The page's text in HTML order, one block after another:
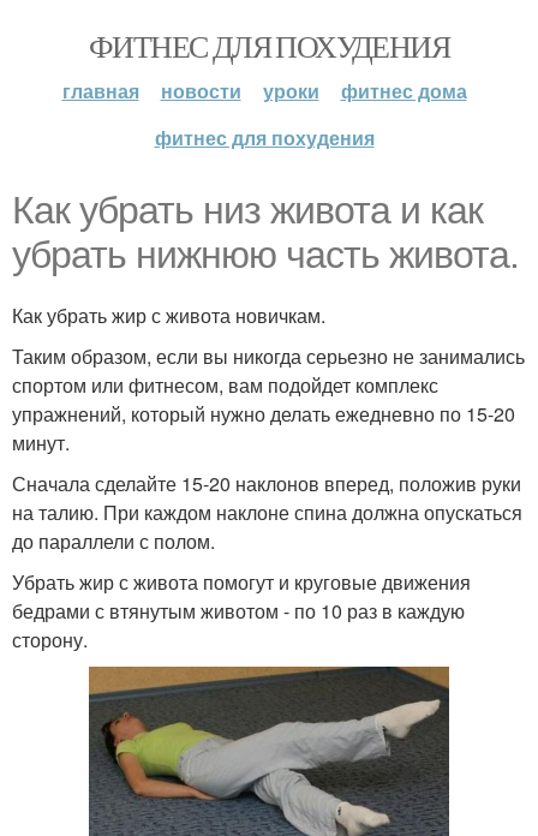
ФИТНЕС ДЛЯ ПОХУДЕНИЯ
главная новости уроки
фитнес дома
фитнес для похудения
Как убрать низ живота и как
убрать нижнюю часть живота.
Как убрать жир с живота новичкам.
Таким образом, если вы никогда серьезно не занимались
спортом или фитнесом, вам подойдет комплекс
упражнений, который нужно делать ежедневно по 15-20
минут.
Сначала сделайте 15-20 наклонов вперед, положив руки
на талию. При каждом наклоне спина должна опускаться
до параллели с полом.
Убрать жир с живота помогут и круговые движения
бедрами с втянутым животом - по 10 раз в каждую
сторону.